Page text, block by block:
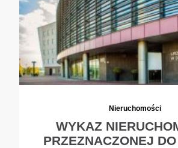
Nieruchomości
WYKAZ
PRZEZNACZONEJ